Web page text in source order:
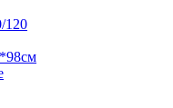
120